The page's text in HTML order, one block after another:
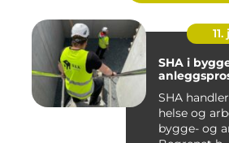
SHA i
SHA
helse og
bygge- og